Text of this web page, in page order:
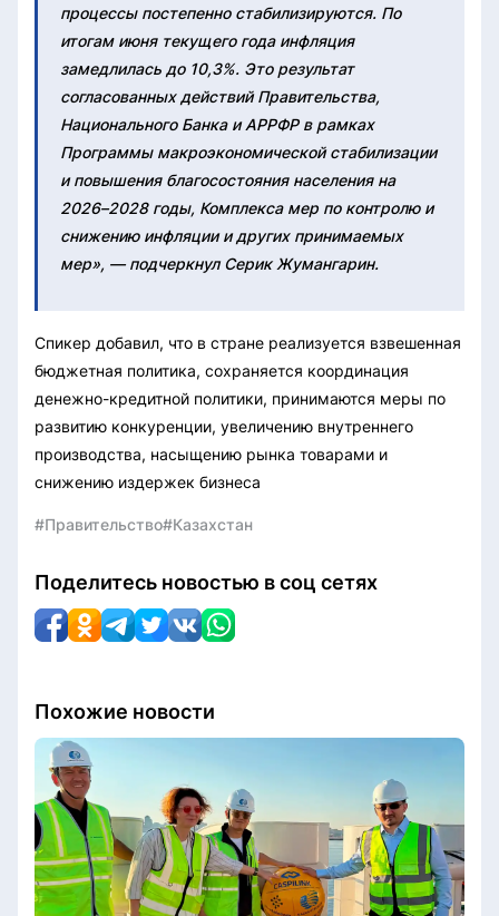
процессы постепенно стабилизируются. По
итогам июня текущего года инфляция
замедлилась до 10,3%. Это результат
согласованных действий Правительства,
Национального Банка и АРРФР в рамках
Программы макроэкономической стабилизации
и повышения благосостояния населения на
2026–2028 годы, Комплекса мер по контролю и
снижению инфляции и других принимаемых
мер», — подчеркнул Серик Жумангарин.
Спикер добавил, что в стране реализуется взвешенная
бюджетная политика, сохраняется координация
денежно-кредитной политики, принимаются меры по
развитию конкуренции, увеличению внутреннего
производства, насыщению рынка товарами и
снижению издержек бизнеса
#Правительство#Казахстан
Поделитесь новостью в соц сетях
Похожие новости